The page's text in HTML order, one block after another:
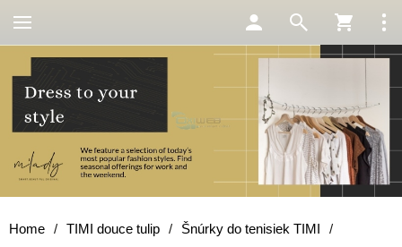
Home / TIMI douce tulip / Šnúrky do tenisiek TIMI
/